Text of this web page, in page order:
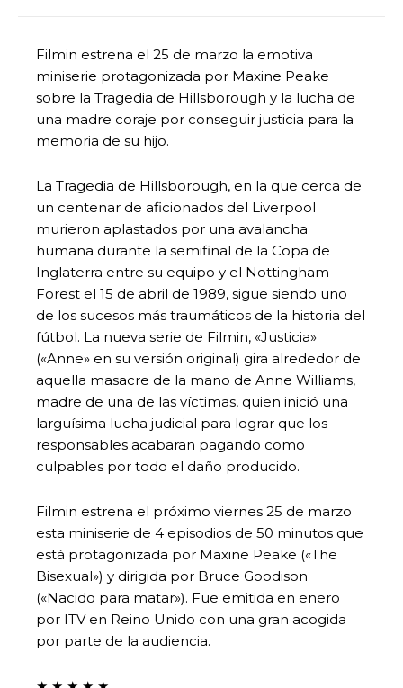
Filmin estrena el 25 de marzo la emotiva
miniserie protagonizada por Maxine Peake
sobre la Tragedia de Hillsborough y la lucha de
una madre coraje por conseguir justicia para la
memoria de su hijo.
La Tragedia de Hillsborough, en la que cerca de
un centenar de aficionados del Liverpool
murieron aplastados por una avalancha
humana durante la semifinal de la Copa de
Inglaterra entre su equipo y el Nottingham
Forest el 15 de abril de 1989, sigue siendo uno
de los sucesos más traumáticos de la historia del
fútbol. La nueva serie de Filmin, «Justicia»
(«Anne» en su versión original) gira alrededor de
aquella masacre de la mano de Anne Williams,
madre de una de las víctimas, quien inició una
larguísima lucha judicial para lograr que los
responsables acabaran pagando como
culpables por todo el daño producido.
Filmin estrena el próximo viernes 25 de marzo
esta miniserie de 4 episodios de 50 minutos que
está protagonizada por Maxine Peake («The
Bisexual») y dirigida por Bruce Goodison
(«Nacido para matar»). Fue emitida en enero
por ITV en Reino Unido con una gran acogida
por parte de la audiencia.